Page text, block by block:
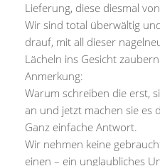
Lieferung, diese diesmal von
Wir sind total überwältig
drauf, mit all dieser
Lächeln ins Gesicht
Anmerkung:
Warum schreiben die erst,
an und jetzt machen sie es
Ganz einfache Antwort.
Wir nehmen keine
einen – ein unglaubliches